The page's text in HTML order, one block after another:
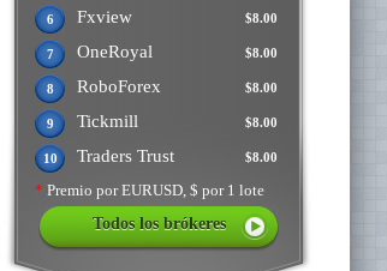
$8.00
6 Fxview
$8.00
7 OneRoyal
$8.00
8 RoboForex
$8.00
9 Tickmill
$8.00
10 Traders Trust
* Premio por EURUSD, $ por 1 lote
Todos los brókeres